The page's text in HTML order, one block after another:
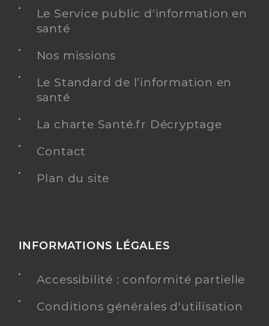
Le Service public d'information en
santé
Nos missions
Le Standard de l’information en
santé
La charte Santé.fr Décryptage
Contact
Plan du site
INFORMATIONS LÉGALES
Accessibilité : conformité partielle
Conditions générales d'utilisation